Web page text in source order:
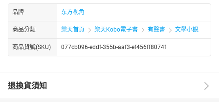
委员。 1980年起发表文学作品，以小说创作为主。已出版长篇小说
17部，中短篇小说近300篇，电视剧100多集。代表作有：长篇小说
《女同志》、《赤脚医生万泉和》，中短篇小说《城乡简史》、
《我们都在服务区》、《嫁入豪门》，电视剧《费家有女》、《干
部》等。
品牌 东方视角
商品分類 樂天首頁 樂天Kobo電子書 有聲書 文學小說
商品貨號(SKU) 077cb096-eddf-355b-aaf3-ef456ff8074f
退換貨須知